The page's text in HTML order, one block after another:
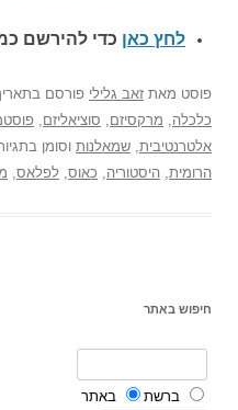
לחץ כאן כדי להירשם כ
פוסט מאת זאב גלילי פורסם
כלכלה
מרקסיזם סוציאליזם
אלטרנטיבית שמאלנות וסומן
הרומית היסטוריה כאוס לפלאס
חיפוש באתר
ברשת באתר